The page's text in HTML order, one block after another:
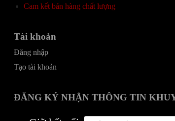
Cam kết bán hàng chất lượng
Tài khoản
Đăng nhập
Tạo tài khoản
ĐĂNG KÝ NHẬN THÔNG TIN